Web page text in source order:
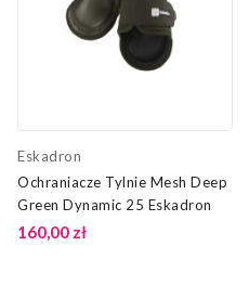
Eskadron
Ochraniacze Tylnie Mesh Deep
Green Dynamic 25 Eskadron
160,00 zł